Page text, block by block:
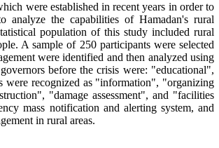
were established in recent years in order to
analyze the capabilities of Hamadan's rural
population of this study included rural
A sample of 250 participants were selected
were identified and then analyzed using
before the crisis were: "educational",
were recognized as "information", "organizing
"damage assessment", and "facilities
mass notification and alerting system, and
in rural areas.